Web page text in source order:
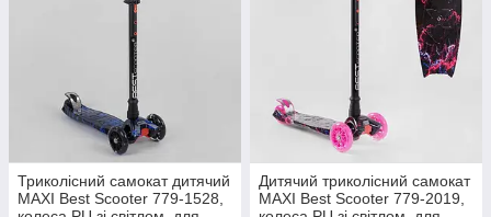
Триколісний самокат дитячий
MAXI Best Scooter 779-1528,
Дитячий триколісний самокат
MAXI Best Scooter 779-2019,